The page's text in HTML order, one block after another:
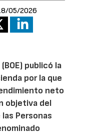
05/2026
publicó la
por la que
neto
objetiva del
Personas